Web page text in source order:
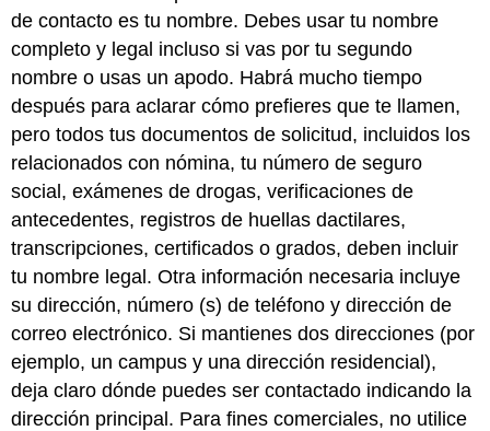
de contacto es tu nombre. Debes usar tu nombre
completo y legal incluso si vas por tu segundo
nombre o usas un apodo. Habrá mucho tiempo
después para aclarar cómo prefieres que te llamen,
pero todos tus documentos de solicitud, incluidos los
relacionados con nómina, tu número de seguro
social, exámenes de drogas, verificaciones de
antecedentes, registros de huellas dactilares,
transcripciones, certificados o grados, deben incluir
tu nombre legal. Otra información necesaria incluye
su dirección, número (s) de teléfono y dirección de
correo electrónico. Si mantienes dos direcciones (por
ejemplo, un campus y una dirección residencial),
deja claro dónde puedes ser contactado indicando la
dirección principal. Para fines comerciales, no utilice